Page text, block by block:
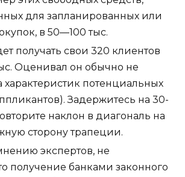
для запланированных или
в 50—100 тыс.
получать свои 320 клиентов
Оценивал он обычно не
характеристик потенциальных
Задержитесь на 30-
наклон в диагональ на
сторону трапеции.
экспертов, не
получение банками законного